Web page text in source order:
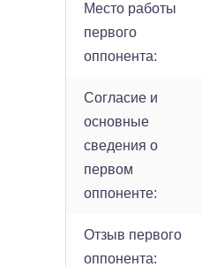
Место работы
первого
оппонента:
Согласие и
основные
сведения о
первом
оппоненте:
Отзыв первого
оппонента: